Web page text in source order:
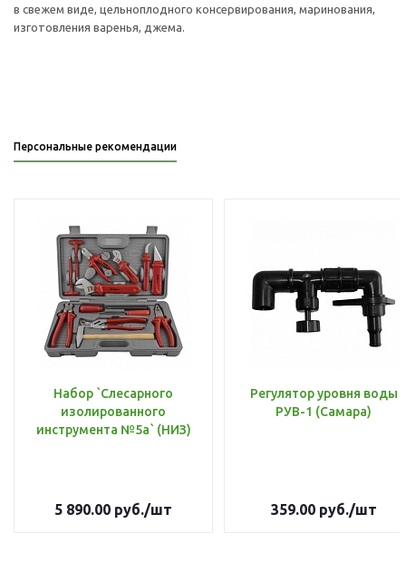
в свежем виде, цельноплодного консервирования, маринования,
изготовления варенья, джема.
Персональные рекомендации
Набор `Слесарного
изолированного
инструмента №5а` (НИЗ)
5 890.00 руб./шт
Регулятор уровня воды
РУВ-1 (Самара)
359.00руб./шт